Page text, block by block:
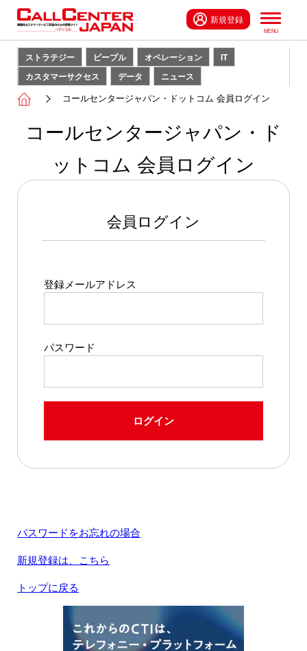
新規登録
ストラテジー ピープル オペレーション
IT
カスタマーサクセス
データ ニュース
コールセンタージャパン・ドットコム 会員ログイン
コールセンタージャパン・ド
ットコム 会員ログイン
会員ログイン
登録メールアドレス
パスワード
ログイン
パスワードをお忘れの場合
新規登録は、こちら
トップに戻る